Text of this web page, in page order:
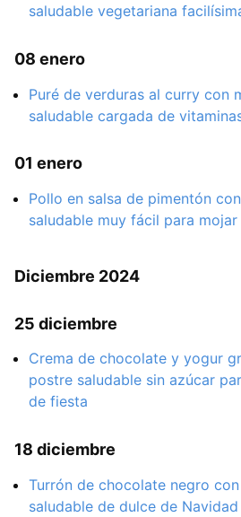
saludable vegetariana
08 enero
Puré de verduras al curry con
saludable cargada de
01 enero
Pollo en salsa de pimentón
saludable muy fácil para mojar
Diciembre 2024
25 diciembre
Crema de chocolate y yogur
postre saludable sin azúcar
de fiesta
18 diciembre
Turrón de chocolate negro
saludable de dulce de